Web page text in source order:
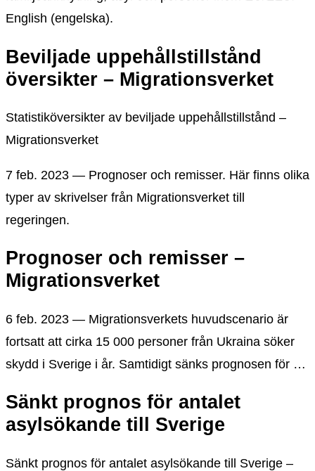
English (engelska).
Beviljade uppehållstillstånd
översikter – Migrationsverket
Statistiköversikter av beviljade uppehållstillstånd –
Migrationsverket
7 feb. 2023 — Prognoser och remisser. Här finns olika
typer av skrivelser från Migrationsverket till
regeringen.
Prognoser och remisser –
Migrationsverket
6 feb. 2023 — Migrationsverkets huvudscenario är
fortsatt att cirka 15 000 personer från Ukraina söker
skydd i Sverige i år. Samtidigt sänks prognosen för …
Sänkt prognos för antalet
asylsökande till Sverige
Sänkt prognos för antalet asylsökande till Sverige –